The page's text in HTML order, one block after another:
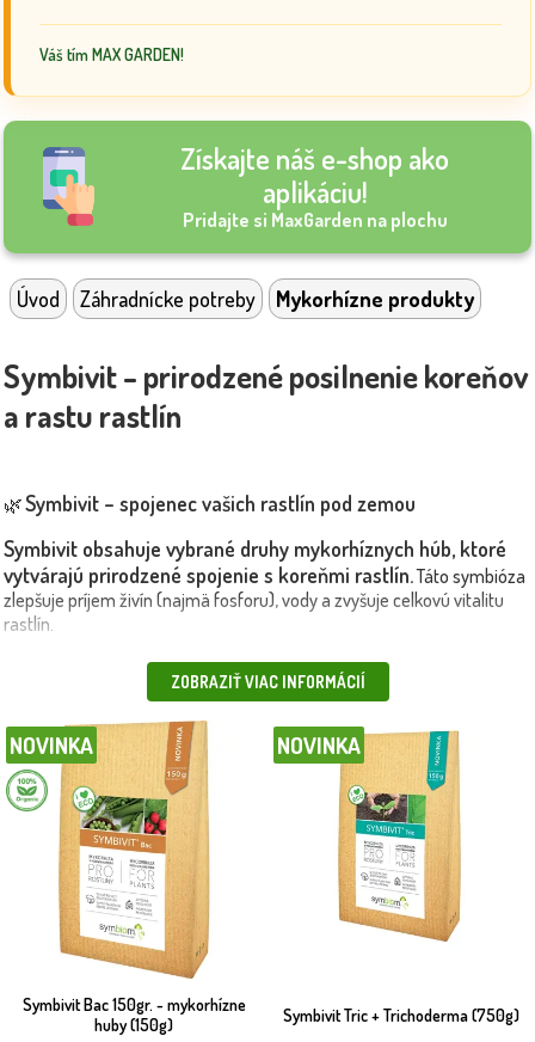
Váš tím MAX GARDEN!
Získajte náš e-shop ako
aplikáciu!
Pridajte si MaxGarden na plochu
Úvod Záhradnícke potreby Mykorhízne produkty
Symbivit – prirodzené posilnenie koreňov
a rastu rastlín
🌿Symbivit – spojenec vašich rastlín pod zemou
Symbivit obsahuje vybrané druhy mykorhíznych húb, ktoré
vytvárajú prirodzené spojenie s koreňmi rastlín.Táto symbióza
zlepšuje príjem živín (najmä fosforu), vody a zvyšuje celkovú vitalitu
rastlín.
Hlavné výhody Symbivitu:väčší a silnejší koreňový systém,
lepšie zakorenenie po výsadbe, vyššia odolnosť voči suchu a stresu,
prirodzený a ekologický spôsob podpory rastu. 🌱
Vhodné na:ovocné stromy a kríky, zeleninu a bylinky, trvalky, ruže a
okrasné rastliny, stromy a okrasné kríky v nádobách aj v zemi.
🛠️Použitie:Symbivit sa aplikuje priamo ku koreňom pri výsadbe,
alebo do výsadbovej jamy. Vhodný pre ekologické pestovanie.
🚛 Produkty doručíme rýchlo a bezpečne, aj vlastnou dopravou alebo
kuriérom – podľa vašich preferencií.
Objednajte si Symbivit z
Maxgarden.sk a podporte svoje rastliny tou
najprirodzenejšou cestou
Ako funguje mykorhíza?
ZOBRAZIŤ VIAC INFORMÁCIÍ
Symbivit Bac 150gr. - mykorhízne
huby (150g)
NOVINKA
Symbivit Tric + Trichoderma (750g)
NOVINKA